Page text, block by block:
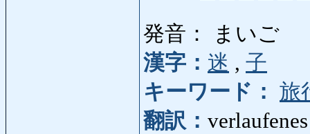
発音： まいご
漢字： 迷 , 子
キーワード： 旅
翻訳：